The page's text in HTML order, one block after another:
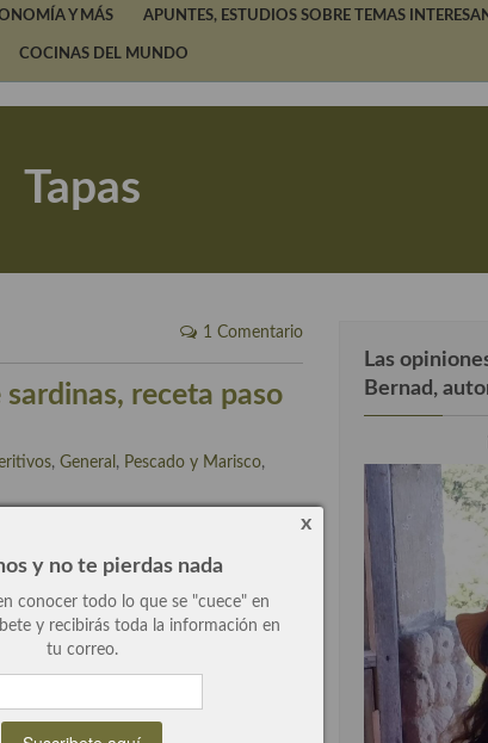
Y MÁS APUNTES, ESTUDIOS SOBRE TEMAS
COCINAS DEL MUNDO
Tapas
1 Comentario
receta paso
,General , Pescado y Marisco,
algo muy rico, sencillo y sin mucho
de sardinas,un pelín canalla y con
Leer más
Las
Bernad,
x
y no te pierdas nada
conocer todo lo que se "cuece" en
y recibirás toda la información en
tu correo.